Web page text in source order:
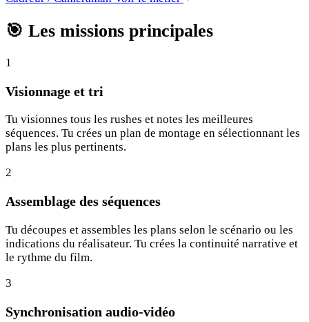
🎯 Les missions principales
1
Visionnage et tri
Tu visionnes tous les rushes et notes les meilleures
séquences. Tu crées un plan de montage en sélectionnant les
plans les plus pertinents.
2
Assemblage des séquences
Tu découpes et assembles les plans selon le scénario ou les
indications du réalisateur. Tu crées la continuité narrative et
le rythme du film.
3
Synchronisation audio-vidéo